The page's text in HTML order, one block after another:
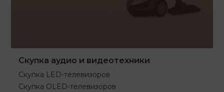
Скупка аудио и видеотехники
Скупка LED-телевизоров
Скупка OLED-телевизоров